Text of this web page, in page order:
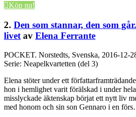
Köp nu!
2. Den som stannar, den som
livet av Elena Ferrante
POCKET. Norstedts, Svenska, 2016-12-
Serie: Neapelkvartetten (del 3)
Elena stöter under ett
hon i hemlighet varit förälskad i under
misslyckade äktenskap börjat ett nytt liv
med honom och sin son Gennaro i en